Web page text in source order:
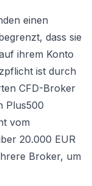
einen
dass sie
ihrem Konto
ist durch
CFD-Broker
Plus500
vom
20.000 EUR
Broker, um